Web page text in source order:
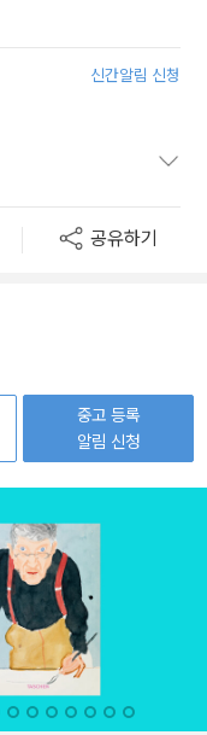
신간알림 신청
공유하기
중고 등록
알림 신청